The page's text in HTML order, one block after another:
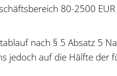
80-2500 EUR
nach § 5 Absatz 5
jedoch auf die Hälfte der